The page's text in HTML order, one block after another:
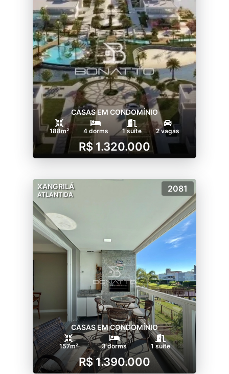
CASAS EM CONDOMÍNIO
188m² 4 dorms 1 suíte 2 vagas
R$ 1.320.000
XANGRILÁ
ATLANTIDA
2081
CASAS EM CONDOMÍNIO
157m² 3 dorms 1 suíte
R$ 1.390.000